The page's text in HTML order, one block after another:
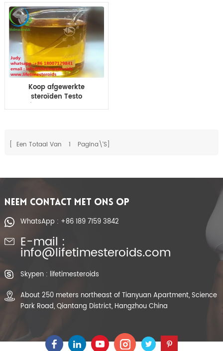
injectie olie testo pro
100mg/ml
Koop afgewerkte
steroïden Testo
Cypionate 3000 200 mg
[ Een Totaal Van 1 Pagina\'s]
NEEM CONTACT MET ONS OP
WhatsApp : +86 189 7159 3842
E-mail :
info@lifetimesteroids.com
Skypen : lifetimesteroids
About 250 meters northeast of Tianyuan Apartment, Science
Park Road, Qiantang District, Hangzhou China